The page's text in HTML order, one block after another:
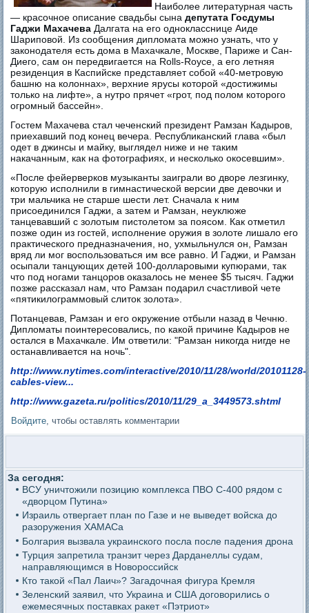
Наиболее литературная часть
— красочное описание свадьбы сынадепутата Госдумы
Гаджи Махачева Далгата на его однокласснице Аиде
Шариповой. Из сообщения дипломата можно узнать, что у
законодателя есть дома в Махачкале, Москве, Париже и Сан-
Диего, сам он передвигается на Rolls-Royce, а его летняя
резиденция в Каспийске представляет собой «40-метровую
башню на колоннах», верхние ярусы которой «достижимы
только на лифте», а нутро прячет «грот, под полом которого
огромный бассейн».
Гостем Махачева стал чеченский президент Рамзан Кадыров,
приехавший под конец вечера. Республиканский глава «был
одет в джинсы и майку, выглядел ниже и не таким
накачанным, как на фотографиях, и несколько окосевшим».
«После фейерверков музыканты заиграли во дворе лезгинку,
которую исполнили в гимнастической версии две девочки и
три мальчика не старше шести лет. Сначала к ним
присоединился Гаджи, а затем и Рамзан, неуклюже
танцевавший с золотым пистолетом за поясом. Как отметил
позже один из гостей, исполнение оружия в золоте лишало его
практического предназначения, но, ухмыльнулся он, Рамзан
вряд ли мог воспользоваться им все равно. И Гаджи, и Рамзан
осыпали танцующих детей 100-долларовыми купюрами, так
что под ногами танцоров оказалось не менее $5 тысяч. Гаджи
позже рассказал нам, что Рамзан подарил счастливой чете
«пятикилограммовый слиток золота».
Потанцевав, Рамзан и его окружение отбыли назад в Чечню.
Дипломаты поинтересовались, по какой причине Кадыров не
остался в Махачкале. Им ответили: "Рамзан никогда нигде не
останавливается на ночь".
http://www.nytimes.com/interactive/2010/11/28/world/20101128-
cables-view...
http://www.gazeta.ru/politics/2010/11/29_a_3449573.shtml
Войдите, чтобы оставлять комментарии
За сегодня:
ВСУ уничтожили позицию комплекса ПВО С-400 рядом с
«дворцом Путина»
Израиль отвергает план по Газе и не выведет войска до
разоружения ХАМАСа
Болгария вызвала украинского посла после падения дрона
Турция запретила транзит через Дарданеллы судам,
направляющимся в Новороссийск
Кто такой «Пал Лаич»? Загадочная фигура Кремля
Зеленский заявил, что Украина и США договорились о
ежемесячных поставках ракет «Пэтриот»